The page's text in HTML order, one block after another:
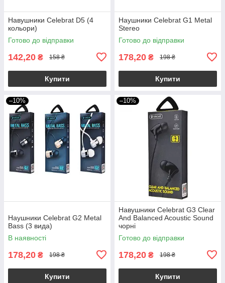
Навушники Celebrat D5 (4
кольори)
Готово до відправки
142,20 ₴ 158 ₴
Купити
Наушники Celebrat G1 Metal
Stereo
Готово до відправки
178,20 ₴ 198 ₴
Купити
–10%
Наушники Celebrat G2 Metal
Bass (3 вида)
В наявності
178,20 ₴ 198 ₴
Купити
–10%
Навушники Celebrat G3 Clear
And Balanced Acoustic Sound
чорні
Готово до відправки
178,20 ₴ 198 ₴
Купити